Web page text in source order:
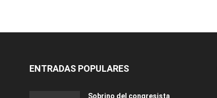
ENTRADAS POPULARES
Sobrino del congresista